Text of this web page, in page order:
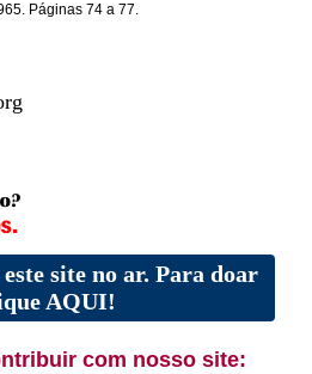
Páginas 74 a 77.
site no ar. Para doar
AQUI!
com nosso site: